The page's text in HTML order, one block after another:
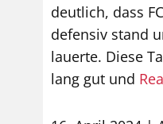
deutlich, dass
defensiv stand
lauerte. Diese
lang gut und